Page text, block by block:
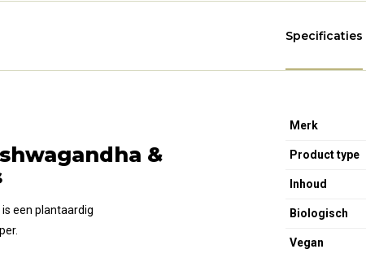
Specificaties
&
een plantaardig
Merk
Product type
Inhoud
Biologisch
Vegan